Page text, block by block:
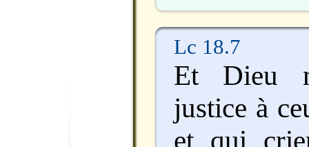
Lc 18.7
Et Dieu
justice à
et qui